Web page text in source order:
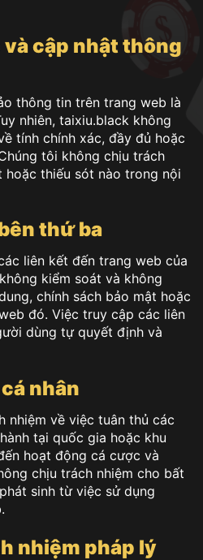
cập nhật thông
thông tin trên trang web là
nhiên, taixiu.black không
tính chính xác, đầy đủ hoặc
tôi không chịu trách
hoặc thiếu sót nào trong nội
thứ ba
liên kết đến trang web của
kiểm soát và không
chính sách bảo mật hoặc
đó. Việc truy cập các liên
dùng tự quyết định và
nhân
nhiệm về việc tuân thủ các
tại quốc gia hoặc khu
hoạt động cá cược và
chịu trách nhiệm cho bất
sinh từ việc sử dụng
nhiệm pháp lý